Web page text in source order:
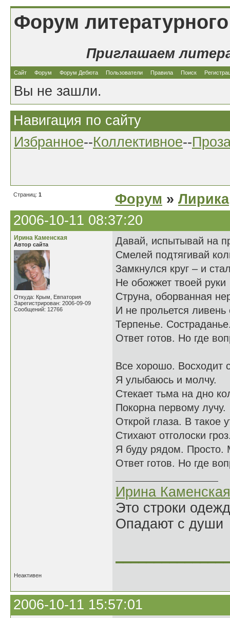
Форум
Приглашаем
Сайт Форум Форум Дебюта Пользователи Правила Поиск
Вы не зашли.
Навигация по сайту
Избранное--Коллективное--
Страниц: 1 Форум » Лирика
2006-10-11 08:37:20
Ирина Каменская
Автор сайта
Откуда: Крым, Евпатория
Зарегистрирован: 2006-09-09
Сообщений: 12766
Давай, испытывай на
Смелей подтягивай
Замкнулся круг – и
Не обожжет твоей руки
Струна, оборванная
И не прольется ливень
Терпенье.
Ответ готов. Но где
Все хорошо. Восходит
Я улыбаюсь и молчу.
Стекает тьма на дно
Покорна первому лучу.
Открой глаза. В такое
Стихают отголоски
Я буду рядом. Просто.
Ответ готов. Но где
Ирина Каменская
Это строки
Опадают с души
Неактивен
2006-10-11 15:57:01